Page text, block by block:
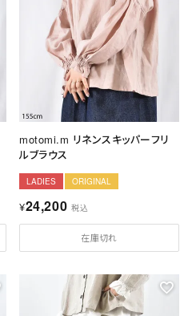
motomi.m リネンスキッパーフリ
ルブラウス
LADIES ORIGINAL
¥24,200 税込
在庫切れ